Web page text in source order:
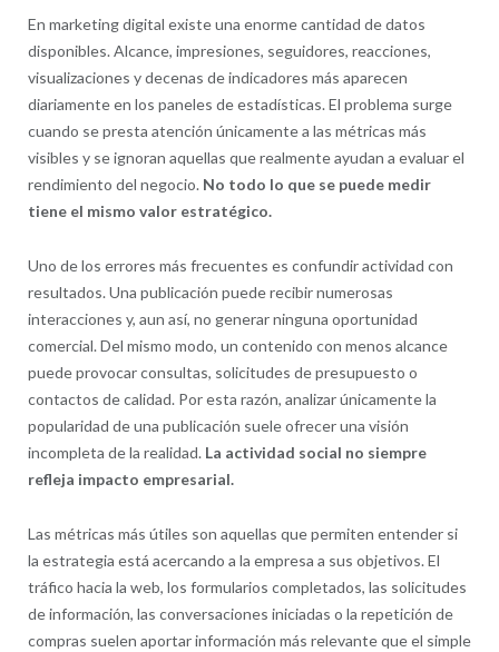
En marketing digital existe una enorme cantidad de datos
disponibles. Alcance, impresiones, seguidores, reacciones,
visualizaciones y decenas de indicadores más aparecen
diariamente en los paneles de estadísticas. El problema surge
cuando se presta atención únicamente a las métricas más
visibles y se ignoran aquellas que realmente ayudan a evaluar el
rendimiento del negocio. No todo lo que se puede medir
tiene el mismo valor estratégico.
Uno de los errores más frecuentes es confundir actividad con
resultados. Una publicación puede recibir numerosas
interacciones y, aun así, no generar ninguna oportunidad
comercial. Del mismo modo, un contenido con menos alcance
puede provocar consultas, solicitudes de presupuesto o
contactos de calidad. Por esta razón, analizar únicamente la
popularidad de una publicación suele ofrecer una visión
incompleta de la realidad. La actividad social no siempre
refleja impacto empresarial.
Las métricas más útiles son aquellas que permiten entender si
la estrategia está acercando a la empresa a sus objetivos. El
tráfico hacia la web, los formularios completados, las solicitudes
de información, las conversaciones iniciadas o la repetición de
compras suelen aportar información más relevante que el simple